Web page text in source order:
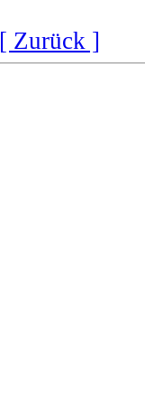
[ Zurück ]